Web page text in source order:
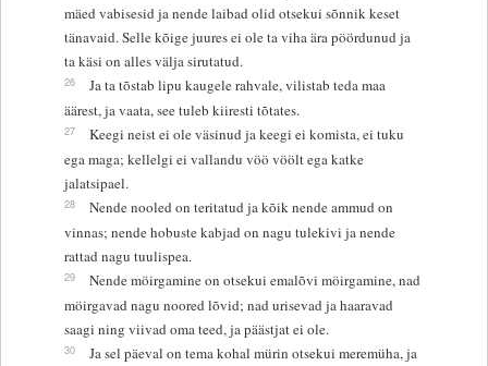
mäed vabisesid ja nende laibad olid otsekui sõnnik keset
tänavaid. Selle kõige juures ei ole ta viha ära pöördunud ja
ta käsi on alles välja sirutatud.
26
Ja ta tõstab lipu kaugele rahvale, vilistab teda maa
äärest, ja vaata, see tuleb kiiresti tõtates.
27
Keegi neist ei ole väsinud ja keegi ei komista, ei tuku
ega maga; kellelgi ei vallandu vöö vöölt ega katke
jalatsipael.
28
Nende nooled on teritatud ja kõik nende ammud on
vinnas; nende hobuste kabjad on nagu tulekivi ja nende
rattad nagu tuulispea.
29
Nende möirgamine on otsekui emalõvi möirgamine, nad
möirgavad nagu noored lõvid; nad urisevad ja haaravad
saagi ning viivad oma teed, ja päästjat ei ole.
30
Ja sel päeval on tema kohal mürin otsekui meremüha, ja